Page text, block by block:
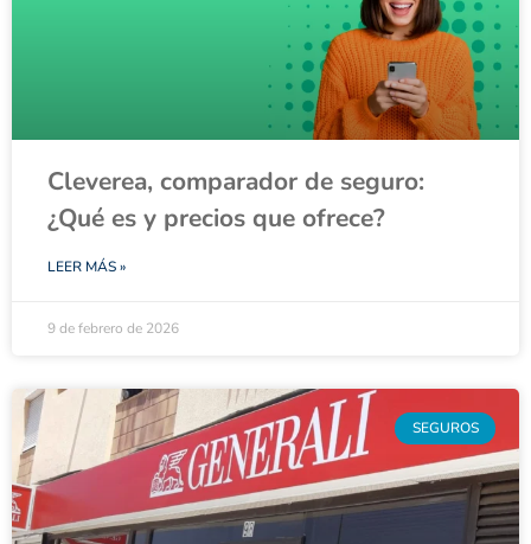
Cleverea, comparador de seguro:
¿Qué es y precios que ofrece?
LEER MÁS »
9 de febrero de 2026
SEGUROS